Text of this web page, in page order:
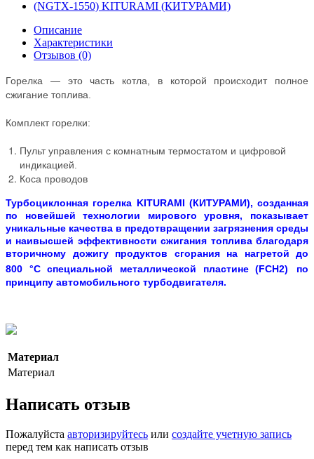
Описание
Характеристики
Отзывов (0)
Горелка — это часть котла, в которой происходит полное
сжигание топлива.
Комплект горелки:
Пульт управления с комнатным термостатом и цифровой
индикацией.
Коса проводов
Турбоциклонная горелка KITURAMI (КИТУРАМИ), созданная
по новейшей технологии мирового уровня, показывает
уникальные качества в предотвращении загрязнения среды
и наивысшей эффективности сжигания топлива благодаря
вторичному дожигу продуктов сгорания на нагретой до
800 °Сспециальной металлической пластине(FCH2)
по
принципу автомобильного турбодвигателя.
Материал
Материал
Написать отзыв
Пожалуйста авторизируйтесь или создайте учетную запись
перед тем как написать отзыв